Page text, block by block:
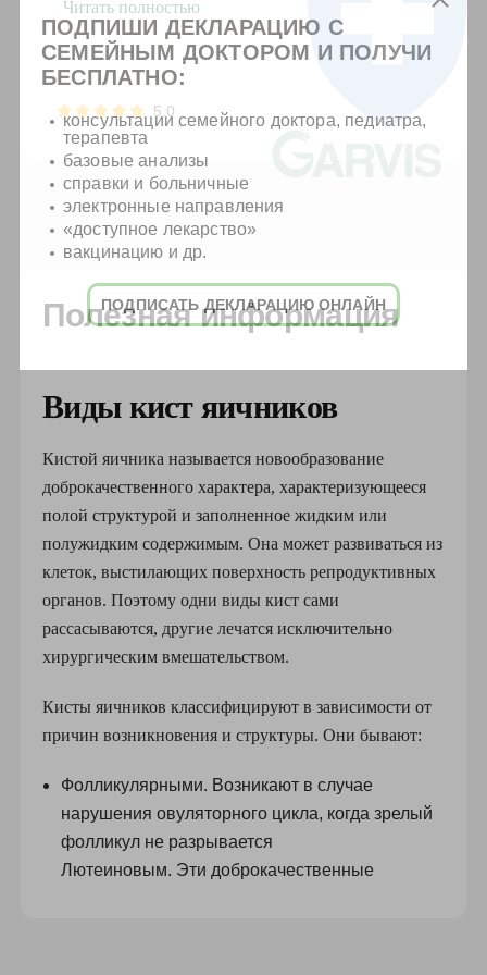
Читать полностью
5.0
Полезная информация
Виды кист яичников
Кистой яичника называется новообразование
доброкачественного характера, характеризующееся
полой структурой и заполненное жидким или
полужидким содержимым. Она может развиваться из
клеток, выстилающих поверхность репродуктивных
органов. Поэтому одни виды кист сами
рассасываются, другие лечатся исключительно
хирургическим вмешательством.
Кисты яичников классифицируют в зависимости от
причин возникновения и структуры. Они бывают:
Фолликулярными. Возникают в случае
нарушения овуляторного цикла, когда зрелый
фолликул не разрывается
Лютеиновым. Эти доброкачественные
ПОДПИШИ ДЕКЛАРАЦИЮ С
СЕМЕЙНЫМ ДОКТОРОМ И ПОЛУЧИ
БЕСПЛАТНО:
консультации семейного доктора, педиатра,
терапевта
базовые анализы
справки и больничные
электронные направления
«доступное лекарство»
вакцинацию и др.
ПОДПИСАТЬ ДЕКЛАРАЦИЮ ОНЛАЙН